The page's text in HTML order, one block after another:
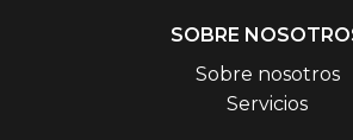
SOBRE
Sobre nosotros
Servicios